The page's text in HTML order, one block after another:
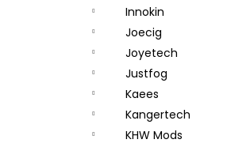
Innokin
Joecig
Joyetech
Justfog
Kaees
Kangertech
KHW Mods